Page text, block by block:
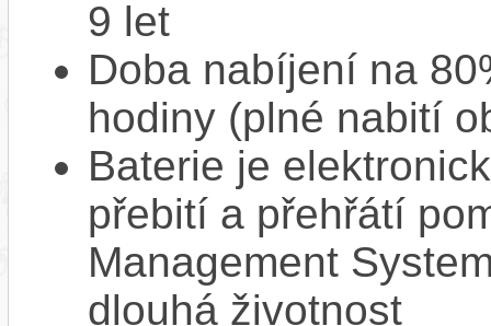
9 let
Doba nabíjení na
hodiny (plné nabití
Baterie je
přebití a přehřátí
Management
dlouhá životnost